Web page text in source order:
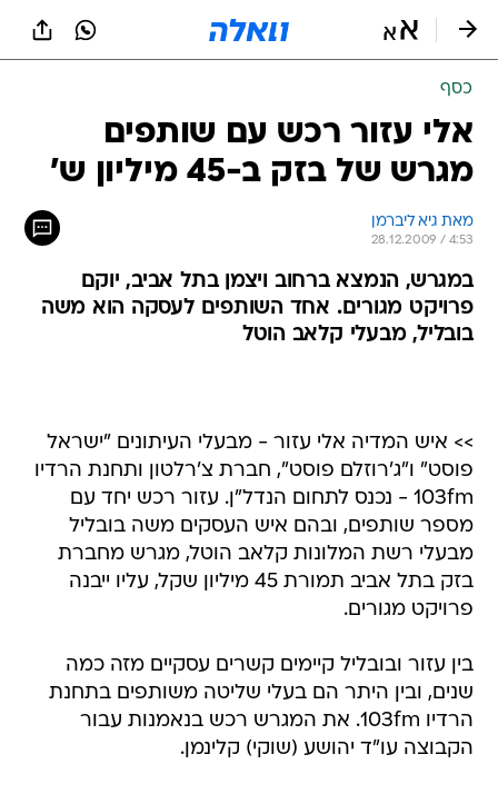
כסף
אלי עזור רכש עם שותפים
מגרש של בזק ב-45 מיליון ש'
מאת גיא ליברמן
28.12.2009 / 4:53
במגרש, הנמצא ברחוב ויצמן בתל אביב, יוקם
פרויקט מגורים. אחד השותפים לעסקה הוא משה
בובליל, מבעלי קלאב הוטל
>> איש המדיה אלי עזור - מבעלי העיתונים "ישראל
פוסט" ו"ג'רוזלם פוסט", חברת צ'רלטון ותחנת הרדיו
103fm - נכנס לתחום הנדל"ן. עזור רכש יחד עם
מספר שותפים, ובהם איש העסקים משה בובליל
מבעלי רשת המלונות קלאב הוטל, מגרש מחברת
בזק בתל אביב תמורת 45 מיליון שקל, עליו ייבנה
פרויקט מגורים.
בין עזור ובובליל קיימים קשרים עסקיים מזה כמה
שנים, ובין היתר הם בעלי שליטה משותפים בתחנת
הרדיו 103fm. את המגרש רכש בנאמנות עבור
הקבוצה עו"ד יהושע (שוקי) קלינמן.